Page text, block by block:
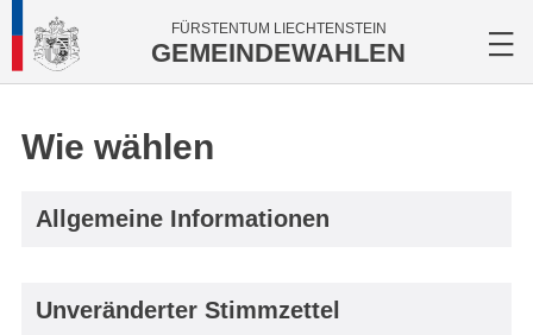
FÜRSTENTUM LIECHTENSTEIN
GEMEINDEWAHLEN
Wie wählen
Allgemeine Informationen
Unveränderter Stimmzettel